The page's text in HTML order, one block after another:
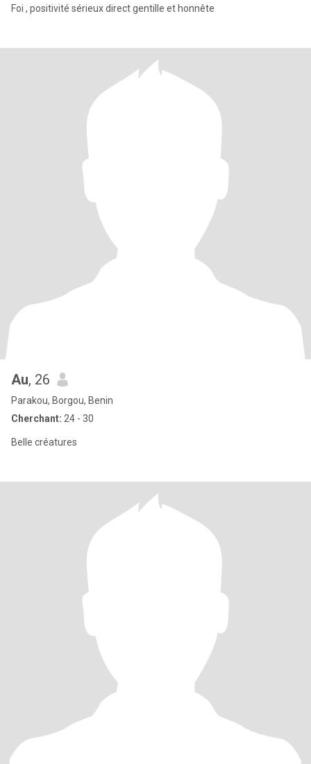
Foi , positivité sérieux direct gentille et honnête
Au, 26
Parakou, Borgou, Benin
Cherchant: 24 - 30
Belle créatures